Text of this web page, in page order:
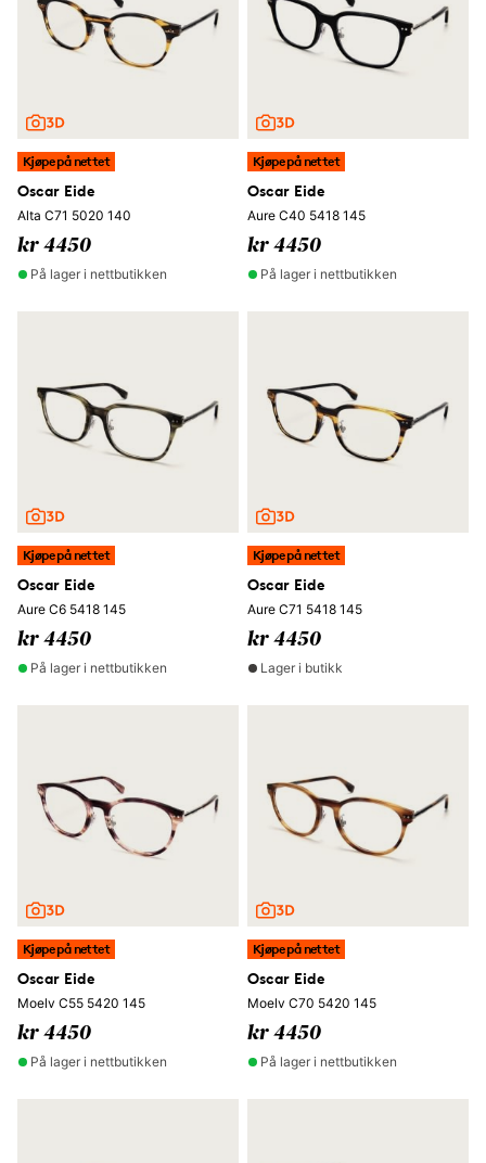
Kjøpe på nettet
Oscar Eide
Alta C71 5020 140
kr 4450
På lager i nettbutikken
Kjøpe på nettet
Oscar Eide
Aure C40 5418 145
kr 4450
På lager i nettbutikken
Kjøpe på nettet
Oscar Eide
Aure C6 5418 145
kr 4450
På lager i nettbutikken
Kjøpe på nettet
Oscar Eide
Aure C71 5418 145
kr 4450
Lager i butikk
Kjøpe på nettet
Oscar Eide
Moelv C55 5420 145
kr 4450
På lager i nettbutikken
Kjøpe på nettet
Oscar Eide
Moelv C70 5420 145
kr 4450
På lager i nettbutikken